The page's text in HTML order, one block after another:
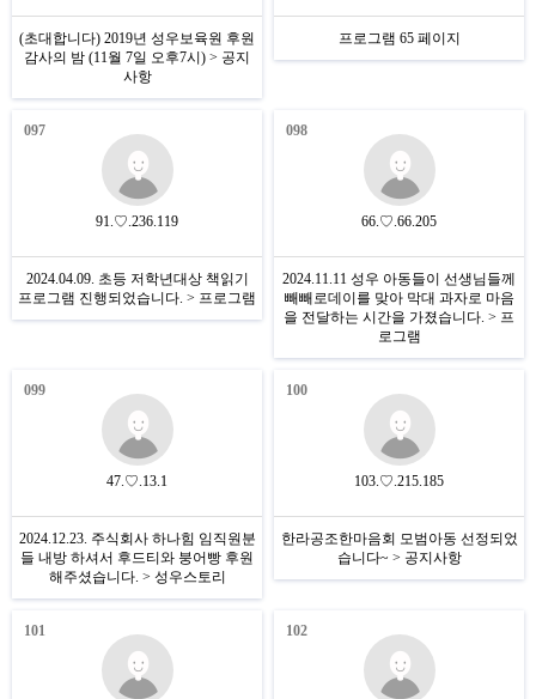
(초대합니다) 2019년 성우보육원 후원
감사의 밤 (11월 7일 오후7시) > 공지
사항
프로그램 65 페이지
097
91.♡.236.119
2024.04.09. 초등 저학년대상 책읽기
프로그램 진행되었습니다. > 프로그램
098
66.♡.66.205
2024.11.11 성우 아동들이 선생님들께
빼빼로데이를 맞아 막대 과자로 마음
을 전달하는 시간을 가졌습니다. > 프
로그램
099
47.♡.13.1
2024.12.23. 주식회사 하나힘 임직원분
들 내방 하셔서 후드티와 붕어빵 후원
해주셨습니다. > 성우스토리
100
103.♡.215.185
한라공조한마음회 모범아동 선정되었
습니다~ > 공지사항
101 102